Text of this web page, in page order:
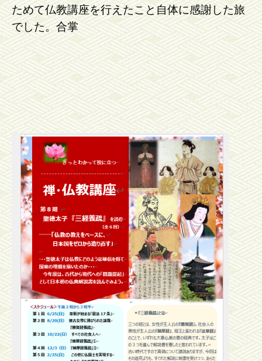
ためて仏教講座を行えたこと自体に感謝した旅
でした。合掌